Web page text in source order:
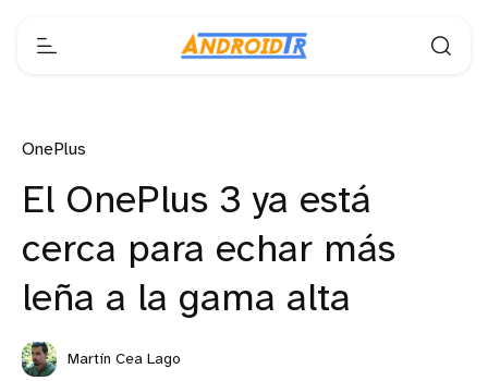
OnePlus
El OnePlus 3 ya está
cerca para echar más
leña a la gama alta
Martín Cea Lago